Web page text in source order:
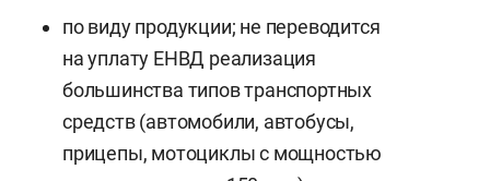
по виду продукции; не переводится
на уплату ЕНВД реализация
большинства типов транспортных
средств (автомобили, автобусы,
прицепы, мотоциклы с мощностью